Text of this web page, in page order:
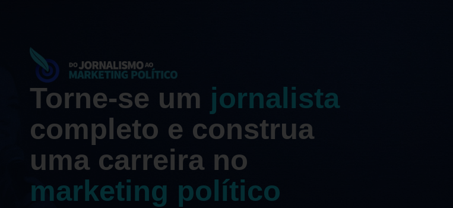
Torne-se um jornalista
completo e construa
uma carreira no
marketing político